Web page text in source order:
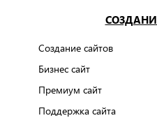
Создание сайтов
Бизнес сайт
Премиум сайт
Поддержка сайта